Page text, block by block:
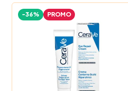
-36% PROMO